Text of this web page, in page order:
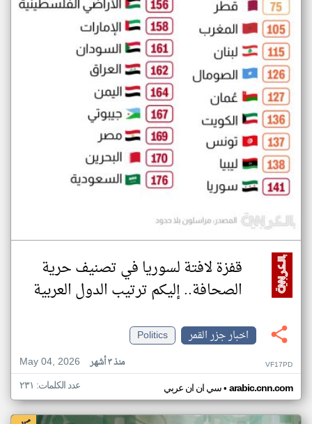
قفزة لافتة لسوريا في تصنيف حرية
الصحافة.. إليكم ترتيب الدول العربية
اخبار جزر القمر
Politics
May 04, 2026
منذ ٣ أشهر VF17PD
سي ان ان عربي• arabic.cnn.com عدد الكلمات: ٢٣١